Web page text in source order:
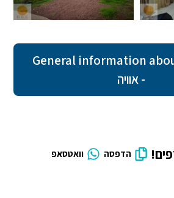
General information
- אוויה
הדפסה וואטסאפ